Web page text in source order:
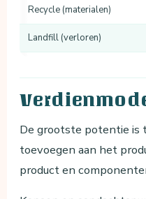
Recycle (materialen)
Landfill (verloren)
De grootste potentie is
toevoegen aan het
product en